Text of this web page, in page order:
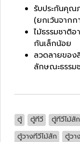
รับประกันคุณ
(ยกเว้นจากก
ไม้ธรรมชาติ
กันเล็กน้อย
ลวดลายของ
ลักษณะธรรม
ตู้ ตู้ทีวี ตู้ทีวีไม้สัก
ตู้วางทีวีไม้สัก
ตู้วา